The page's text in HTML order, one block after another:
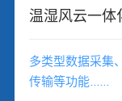
温湿风云一体
多类型数据采集
传输等功能……